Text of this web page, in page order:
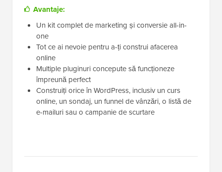
Avantaje:
Un kit complet de marketing și conversie all-in-
one
Tot ce ai nevoie pentru a-ți construi afacerea
online
Multiple pluginuri concepute să funcționeze
împreună perfect
Construiți orice în WordPress, inclusiv un curs
online, un sondaj, un funnel de vânzări, o listă de
e-mailuri sau o campanie de scurtare